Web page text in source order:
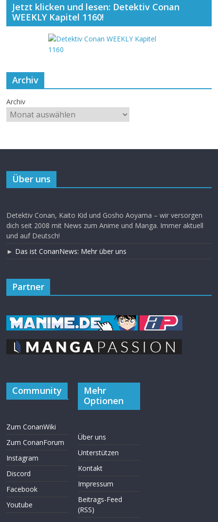
Jetzt klicken und lesen: Detektiv Conan
WEEKLY Kapitel 1160!
Archiv
Archiv
Über uns
Detektiv Conan, Kaito Kid und Gosho Aoyama – wir versorgen
dich seit 2008 mit News zum Anime und Manga. Immer aktuell
und auf Deutsch!
► Das ist ConanNews: Mehr über uns
Partner
Community
Zum ConanWiki
Zum ConanForum
Instagram
Discord
Facebook
Youtube
Mehr
Optionen
Über uns
Unterstützen
Kontakt
Impressum
Beitrags-Feed
(RSS)